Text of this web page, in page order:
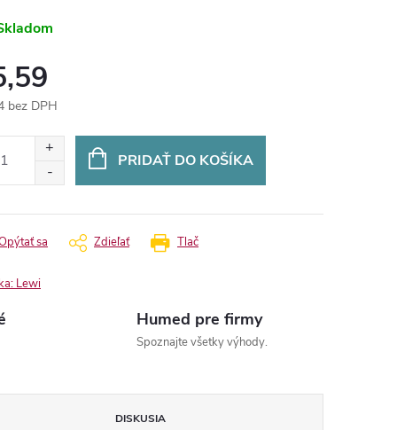
bez DPH
PRIDAŤ DO KOŠÍKA
Tlač
sa Zdieľať
Lewi
Humed pre firmy
Spoznajte všetky výhody.
DISKUSIA